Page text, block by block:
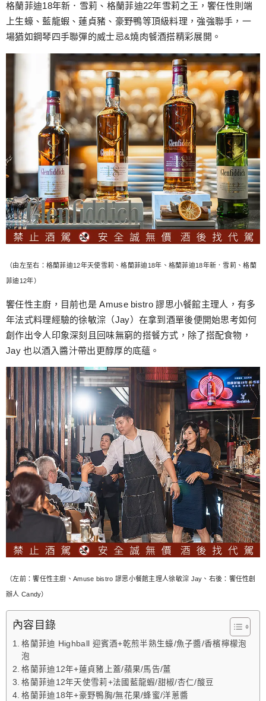
格蘭菲迪18年新．雪莉、格蘭菲迪22年雪莉之王，饗任性則端
上生蠔、藍龍蝦、蓮貞豬、豪野鴨等頂級料理，強強聯手，一
場猶如鋼琴四手聯彈的威士忌&燒肉餐酒搭精彩展開。
（由左至右：格蘭菲迪12年天使雪莉、格蘭菲迪18年、格蘭菲迪18年新．雪莉、格蘭
菲迪12年）
饗任性主廚，目前也是 Amuse bistro 謬思小餐館主理人，有多
年法式料理經驗的徐敏淙（Jay）在拿到酒單後便開始思考如何
創作出令人印象深刻且回味無窮的搭餐方式，除了搭配食物，
Jay 也以酒入醬汁帶出更醇厚的底蘊。
（左前：饗任性主廚、Amuse bistro 謬思小餐館主理人徐敏淙 Jay、右後：饗任性創
辦人 Candy）
內容目錄
格蘭菲迪 Highball 迎賓酒+乾煎半熟生蠔/魚子醬/香檳檸檬泡
泡
格蘭菲迪12年+蓮貞豬上蓋/蘋果/馬告/薑
格蘭菲迪12年天使雪莉+法國藍龍蝦/甜椒/杏仁/酸豆
格蘭菲迪18年+豪野鴨胸/無花果/蜂蜜/洋蔥醬